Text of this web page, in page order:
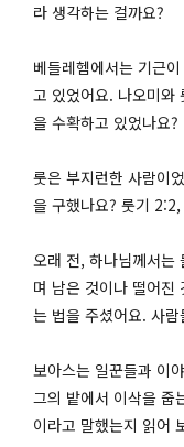
라 생각하는 걸까요?
베들레헴에서는 기근
고 있었어요. 나오미와
을 수확하고 있었나요?
룻은 부지런한 사람이
을 구했나요? 룻기
오래 전, 하나님께서는
며 남은 것이나 떨어진
는 법을 주셨어요. 사람
보아스는 일꾼들과 이
그의 밭에서 이삭을 줍
이라고 말했는지 읽어